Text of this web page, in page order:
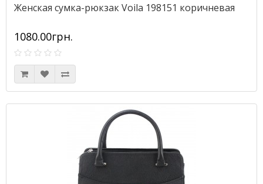
Женская сумка-рюкзак Voila 198151 коричневая
1080.00грн.